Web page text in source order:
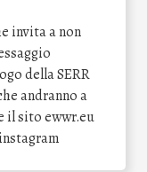
invita a non
della SERR
andranno a
il sito ewwr.eu